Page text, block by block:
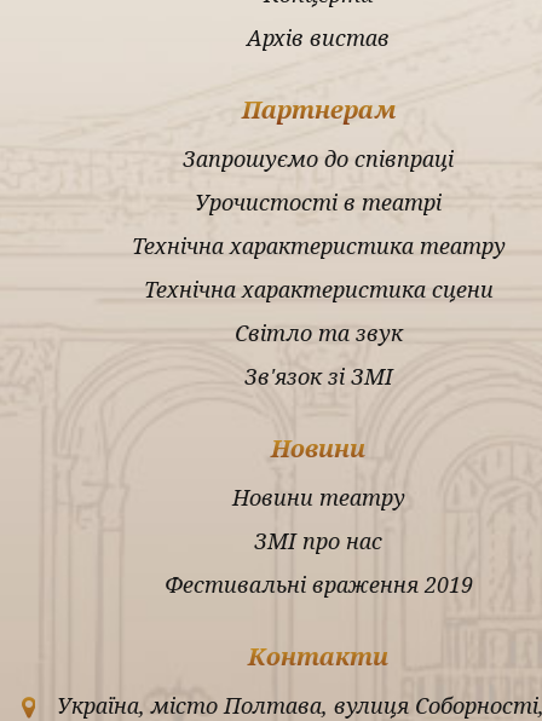
Архів вистав
Партнерам
Запрошуємо до співпраці
Урочистості в театрі
Технічна характеристика театру
Технічна характеристика сцени
Світло та звук
Зв'язок зі ЗМІ
Новини
Новини театру
ЗМІ про нас
Фестивальні враження 2019
Контакти
Україна, місто Полтава, вулиця